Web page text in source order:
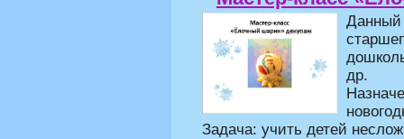
Данный
др.
Задача: учить детей